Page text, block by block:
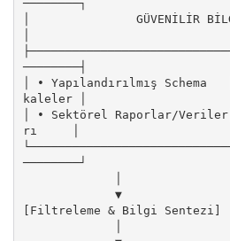
────────┐
│               GÜVENİLİR BİLGİ
────────┤
│ • Yapılandırılmış
kaleler │
│ • Sektörel Raporlar/
rı     │
────────┘
[Filtreleme & Bilgi Sentezi]